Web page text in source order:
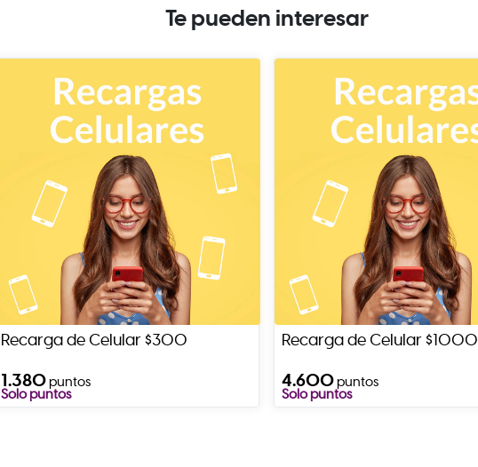
Te pueden interesar
Recarga de Celular $300
1.380puntos
Solo puntos
Recarga de Celular $1000
4.600puntos
Solo puntos